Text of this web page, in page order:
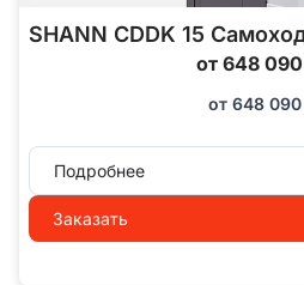
SHANN CDDK 15
от 648
от 648 090
Подробнее
Заказать